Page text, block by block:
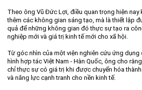
Theo ông Vũ Đức Lợi, điều quan trọng hiện nay
thêm các không gian sáng tạo, mà là thiết lập
quả để những không gian đó thực sự tạo ra
nghiệp mới và giá trị kinh tế mới cho xã hội.
Từ góc nhìn của một viện nghiên cứu ứng
hình hợp tác Việt Nam - Hàn Quốc, ông cho
chỉ thực sự có giá trị khi được chuyển hóa
và năng lực cạnh tranh cho nền kinh tế.